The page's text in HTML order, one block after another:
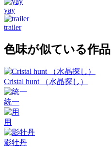
yay
trailer
色味が似ている作品
Cristal hunt （水晶探し）
統一
用
影牡丹